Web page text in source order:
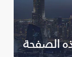
الصفحة